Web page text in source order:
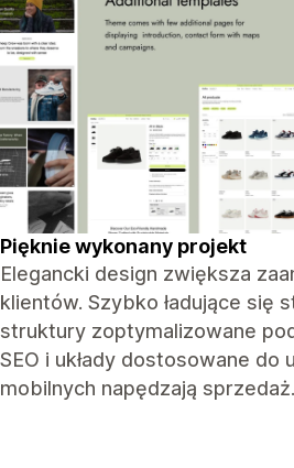
Pięknie wykonany projekt
Elegancki design zwiększa
klientów. Szybko ładujące się
struktury zoptymalizowane
SEO i układy dostosowane do
mobilnych napędzają sprzedaż.